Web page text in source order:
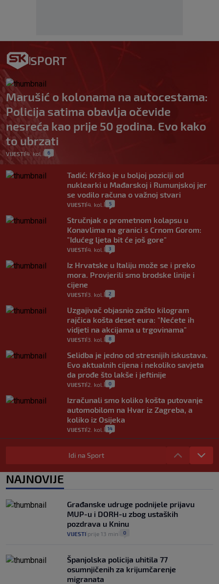
SPORT
Marušić o kolonama na autocestama:
Policija satima obavlja očevide
nesreća kao prije 50 godina. Evo kako
to ubrzati
VIJESTI 4. kol. 6
Tadić: Krško je u boljoj poziciji od
nuklearki u Mađarskoj i Rumunjskoj jer
se vodilo računa o važnoj stvari
VIJESTI 4. kol. 5
Stručnjak o prometnom kolapsu u
Konavlima na granici s Crnom Gorom:
"Idućeg ljeta bit će još gore"
VIJESTI 4. kol. 3
Iz Hrvatske u Italiju može se i preko
mora. Provjerili smo brodske linije i
cijene
VIJESTI 3. kol. 2
Uzgajivač objasnio zašto kilogram
rajčica košta deset eura: "Nećete ih
vidjeti na akcijama u trgovinama"
VIJESTI 3. kol. 8
Selidba je jedno od stresnijih iskustava.
Evo aktualnih cijena i nekoliko savjeta
da prođe što lakše i jeftinije
VIJESTI 2. kol. 0
Izračunali smo koliko košta putovanje
automobilom na Hvar iz Zagreba, a
koliko iz Osijeka
VIJESTI 2. kol. 14
"Kći je otišla na more, a zaboravila
zdravstvenu iskaznicu". Kakva su prava
pacijenata izvan mjesta prebivališta?
VIJESTI 1. kol. 1
junaci naših priča budu oni koji pomažu,
a ne oni koji su pobijedili nekoga"
VIJESTI 30. srp. 2
Idi na Sport
NAJNOVIJE
Građanske udruge podnijele prijavu
MUP-u i DORH-u zbog ustaških
pozdrava u Kninu
VIJESTI prije 13 min 0
Španjolska policija uhitila 77
osumnjičenih za krijumčarenje
migranata